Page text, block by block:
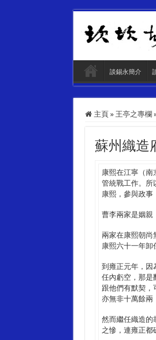
談錫永簡介
主頁 » 王亭之專欄
蘇州織造
康熙在江寧（南
管統戰工作。所
康熙，參與政事
曹李兩家是姻親
兩家在康熙朝尚
康熙六十一年卸
到雍正元年，因
任內虧空，那是
跟他們有默契，
亦無非十萬餘兩
然而繼任織造的
之慘，連雍正都